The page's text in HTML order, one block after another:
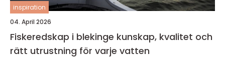
inspiration
04. April 2026
Fiskeredskap i blekinge kunskap, kvalitet och
rätt utrustning för varje vatten